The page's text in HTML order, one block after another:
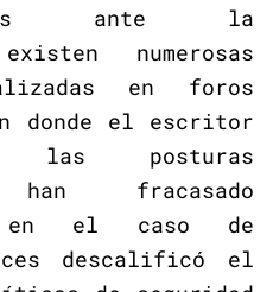
ante la
numerosas
en foros
donde el escritor
las posturas
han fracasado
en el caso de
descalificó el